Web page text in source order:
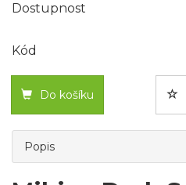
Dostupnost
Kód
Do košíku
Popis